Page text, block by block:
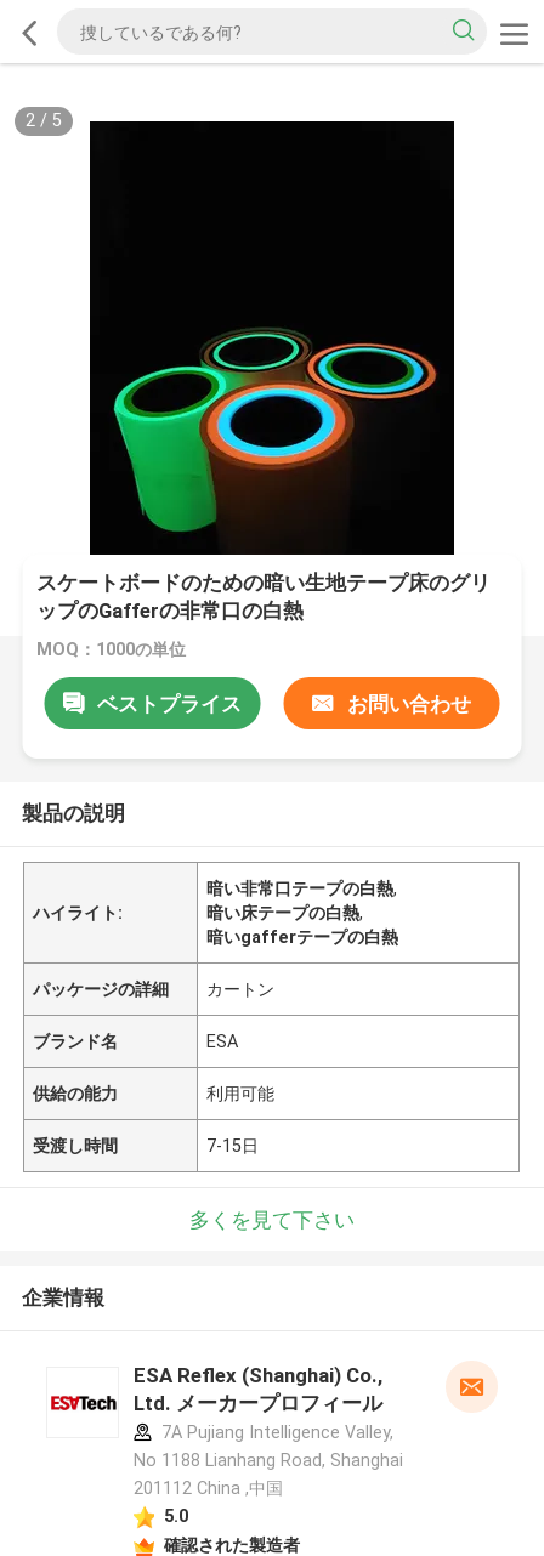
2/ 5
スケートボードのための暗い生地テープ床のグリ
ップのGafferの非常口の白熱
MOQ：1000の単位
ベストプライス お問い合わせ
製品の説明
ハイライト:
暗い非常口テープの白熱,
暗い床テープの白熱,
暗いgafferテープの白熱
パッケージの詳細 カートン
ブランド名 ESA
供給の能力 利用可能
受渡し時間 7-15日
多くを見て下さい
企業情報
ESA Reflex (Shanghai) Co.,
Ltd. メーカープロフィール
7A Pujiang Intelligence Valley,
No 1188 Lianhang Road, Shanghai
201112 China ,中国
5.0
確認された製造者